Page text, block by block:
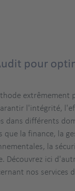
pour
extrêmement
l'intégrité,
dans différents
que la finance, la
la
Découvrez ici
nos services